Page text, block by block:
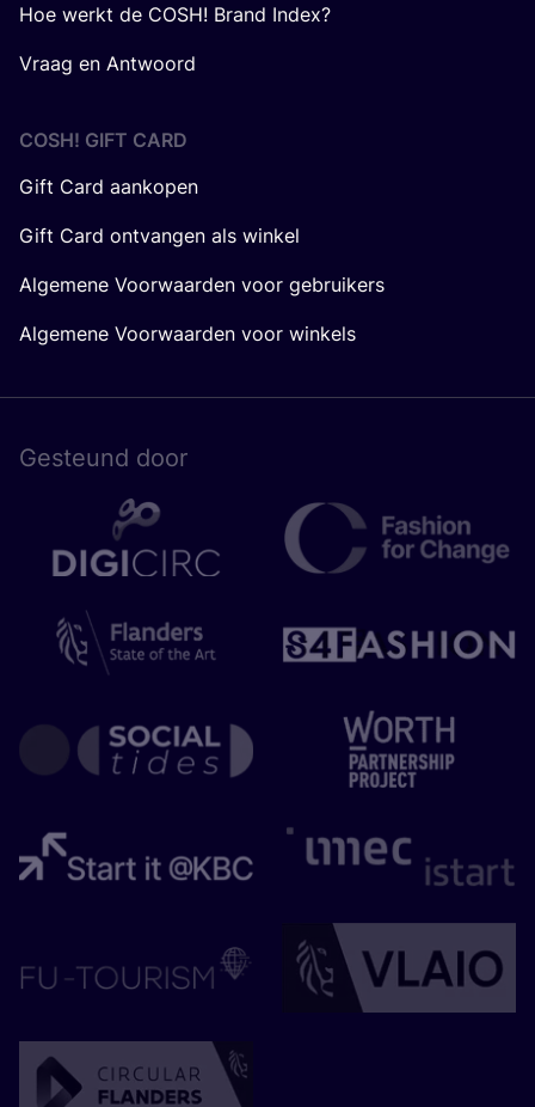
Hoe werkt de COSH! Brand Index?
Vraag en Antwoord
COSH! GIFT CARD
Gift Card aankopen
Gift Card ontvangen als winkel
Algemene Voorwaarden voor gebruikers
Algemene Voorwaarden voor winkels
Gesteund door